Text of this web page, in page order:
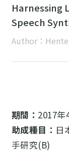
Harnessing
Speech
Author：
期間： 2017
助成種目： 日
手研究(B)